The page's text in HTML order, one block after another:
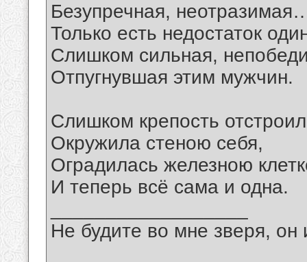
Безупречная,
Только есть недостаток
Слишком сильная,
Отпугнувшая этим мужчин.
Слишком крепость
Окружила стеною себя,
Оградилась железною
И теперь всё сама и одна.
Не будите во мне зверя, он